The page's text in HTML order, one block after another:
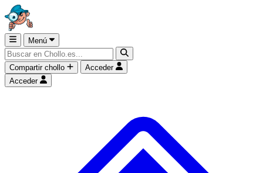
Menú
Compartir chollo
Acceder
Acceder